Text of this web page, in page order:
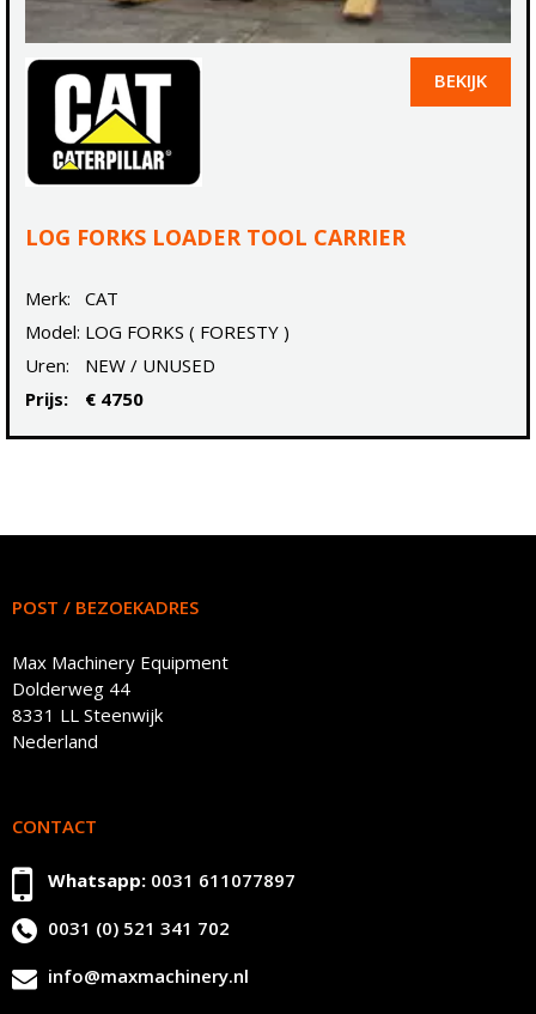
BEKIJK
LOG FORKS LOADER TOOL CARRIER
Merk:
CAT
Model: LOG FORKS ( FORESTY )
Uren:
NEW / UNUSED
Prijs:
€ 4750
POST / BEZOEKADRES
Max Machinery Equipment
Dolderweg 44
8331 LL Steenwijk
Nederland
CONTACT
Whatsapp: 0031 611077897
0031 (0) 521 341 702
info@maxmachinery.nl